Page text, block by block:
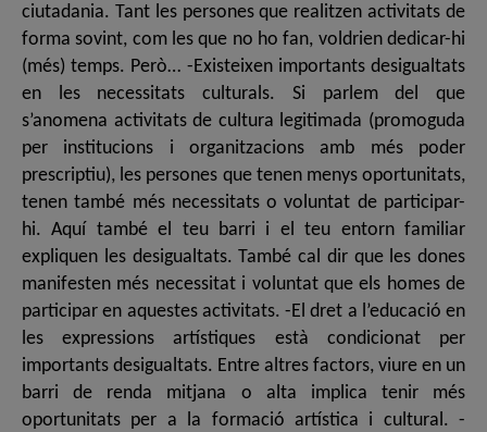
ciutadania. Tant les persones que realitzen activitats de
forma sovint, com les que no ho fan, voldrien dedicar-hi
(més) temps. Però… -Existeixen importants desigualtats
en les necessitats culturals. Si parlem del que
s’anomena activitats de cultura legitimada (promoguda
per institucions i organitzacions amb més poder
prescriptiu), les persones que tenen menys oportunitats,
tenen també més necessitats o voluntat de participar-
hi. Aquí també el teu barri i el teu entorn familiar
expliquen les desigualtats. També cal dir que les dones
manifesten més necessitat i voluntat que els homes de
participar en aquestes activitats. -El dret a l’educació en
les expressions artístiques està condicionat per
importants desigualtats. Entre altres factors, viure en un
barri de renda mitjana o alta implica tenir més
oportunitats per a la formació artística i cultural. -